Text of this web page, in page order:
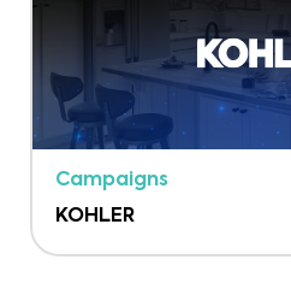
Campaigns
KOHLER